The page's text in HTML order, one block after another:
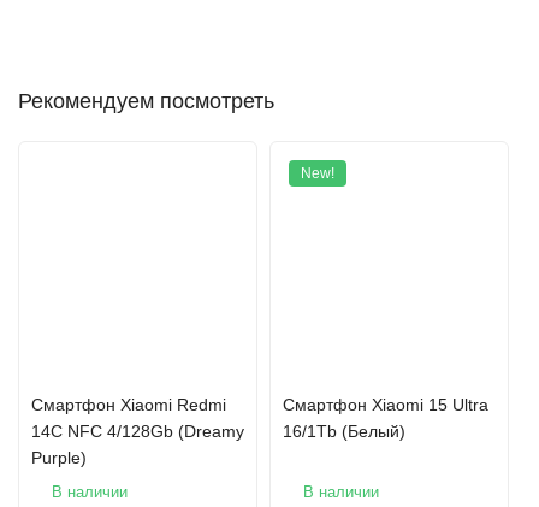
Рекомендуем посмотреть
Смартфон Xiaomi Redmi
14C NFC 4/128Gb (Dreamy
Purple)
В наличии
New!
Смартфон Xiaomi 15 Ultra
16/1Tb (Белый)
В наличии